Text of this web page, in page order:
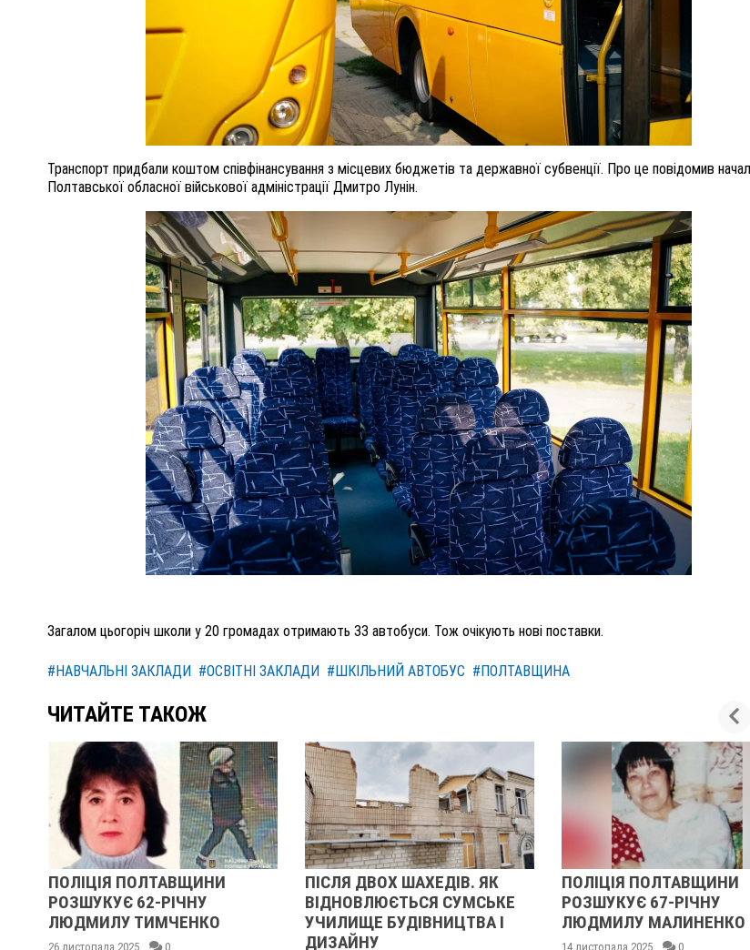
Транспорт придбали коштом співфінансування з місцевих бюджетів та державної субвенції. Про це повідомив
Полтавської обласної військової адміністрації Дмитро Лунін.
Загалом цьогоріч школи у 20 громадах отримають 33 автобуси. Тож очікують нові поставки.
#НАВЧАЛЬНІ ЗАКЛАДИ #ОСВІТНІ ЗАКЛАДИ #ШКІЛЬНИЙ АВТОБУС #ПОЛТАВЩИНА
ЧИТАЙТЕ ТАКОЖ
ПІСЛЯ ДВОХ ШАХЕДІВ. ЯК
ВІДНОВЛЮЄТЬСЯ СУМСЬКЕ
УЧИЛИЩЕ БУДІВНИЦТВА І
ДИЗАЙНУ
ПОЛІЦІЯ ПОЛТАВЩИНИ
РОЗШУКУЄ 67-РІЧНУ
ЛЮДМИЛУ МАЛИНЕНКО
У
РОЗШУКУЮТЬ
ГРАКОВУ
14 листопада 2025